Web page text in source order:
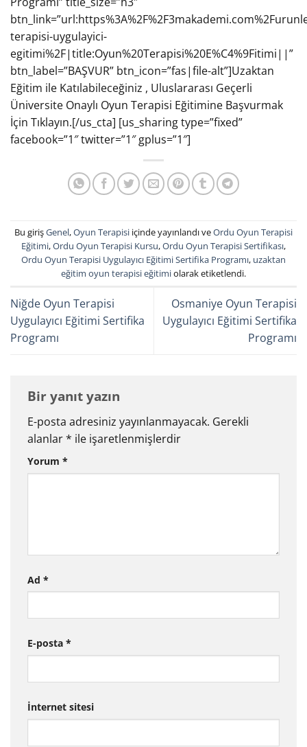
terapisi-uygulayici-
egitimi%2F|title:Oyun%20Terapisi%20E%C4%9Fitimi||”
btn_label=”BAŞVUR” btn_icon=”fas|file-alt”]Uzaktan
Eğitim ile Katılabileceğiniz , Uluslararası Geçerli
Üniversite Onaylı Oyun Terapisi Eğitimine Başvurmak
İçin Tıklayın.[/us_cta] [us_sharing type=”fixed”
facebook=”1″ twitter=”1″ gplus=”1″]
Bu girişGenel,Oyun Terapisi içinde yayınlandı veOrdu Oyun Terapisi
Eğitimi,Ordu Oyun Terapisi Kursu,Ordu Oyun Terapisi Sertifikası,
Ordu Oyun Terapisi Uygulayıcı Eğitimi Sertifika Programı, uzaktan
eğitim oyun terapisi eğitimiolarak etiketlendi.
Niğde Oyun Terapisi
Uygulayıcı Eğitimi Sertifika
Programı
Osmaniye Oyun Terapisi
Uygulayıcı Eğitimi Sertifika
Programı
Bir yanıt yazın
E-posta adresiniz yayınlanmayacak. Gerekli
alanlar* ile işaretlenmişlerdir
Yorum *
Ad *
E-posta *
İnternet sitesi